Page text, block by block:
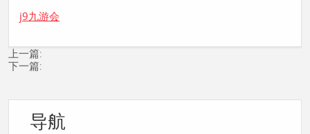
j9九游会
上一篇:
下一篇:
导航